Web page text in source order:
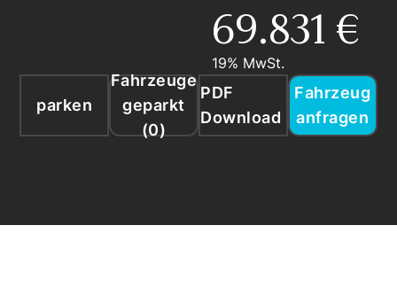
69.831 €
19% MwSt.
parken
Fahrzeuge
geparkt
(0)
PDF
Download
Fahrzeug
anfragen